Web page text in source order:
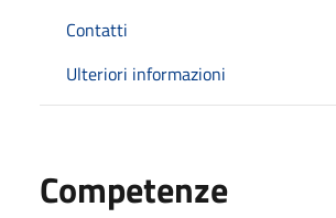
Contatti
Ulteriori informazioni
Competenze